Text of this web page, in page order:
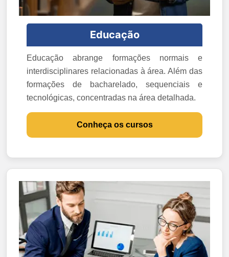
Educação
Educação abrange formações normais e
interdisciplinares relacionadas à área. Além das
formações de bacharelado, sequenciais e
tecnológicas, concentradas na área detalhada.
Conheça os cursos